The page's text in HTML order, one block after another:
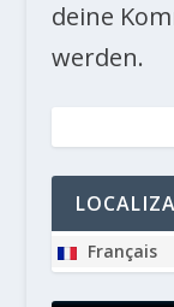
deine
werden.
Français